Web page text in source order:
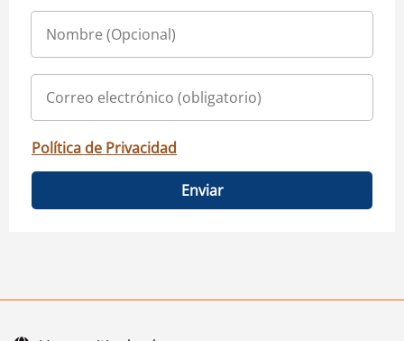
Política de Privacidad
Enviar